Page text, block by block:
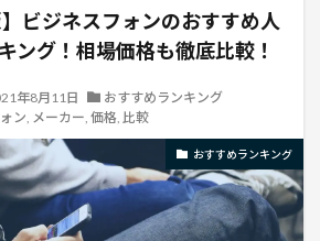
】ビジネスフォンのおすすめ人
ング！相場価格も徹底比較！
年8月11日
おすすめランキング
ン, メーカー, 価格, 比較
おすすめランキング